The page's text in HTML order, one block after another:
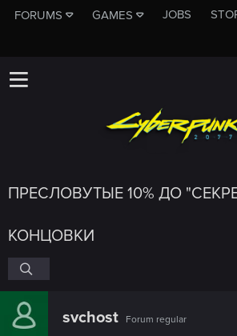
FORUMS GAMES JOBS
ПРЕСЛОВУТЫЕ 10% ДО
КОНЦОВКИ
svchost Forum regular